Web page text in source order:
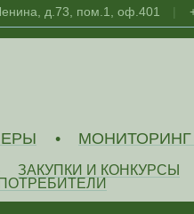
д.73, пом.1, оф.401 |
• МОНИТОРИНГ
ЗАКУПКИ И КОНКУРСЫ